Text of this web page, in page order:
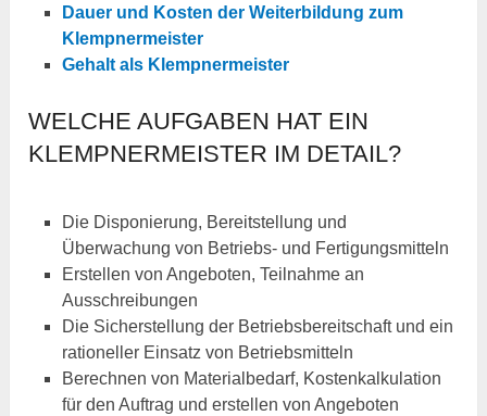
Dauer und Kosten der Weiterbildung zum
Klempnermeister
Gehalt als Klempnermeister
WELCHE AUFGABEN HAT EIN
KLEMPNERMEISTER IM DETAIL?
Die Disponierung, Bereitstellung und
Überwachung von Betriebs- und Fertigungsmitteln
Erstellen von Angeboten, Teilnahme an
Ausschreibungen
Die Sicherstellung der Betriebsbereitschaft und ein
rationeller Einsatz von Betriebsmitteln
Berechnen von Materialbedarf, Kostenkalkulation
für den Auftrag und erstellen von Angeboten